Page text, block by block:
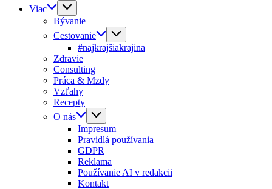
Viac
Bývanie
Cestovanie
#najkrajšiakrajina
Zdravie
Consulting
Práca & Mzdy
Vzťahy
Recepty
O nás
Impresum
Pravidlá používania
GDPR
Reklama
Používanie AI v redakcii
Kontakt